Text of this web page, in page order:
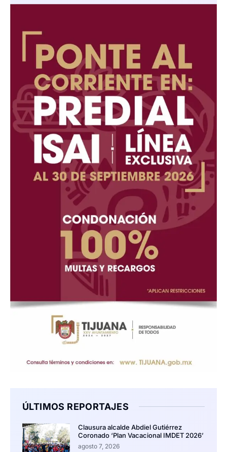
ÚLTIMOS REPORTAJES
Clausura alcalde Abdiel Gutiérrez
Coronado ‘Plan Vacacional IMDET 2026’
agosto 7, 2026